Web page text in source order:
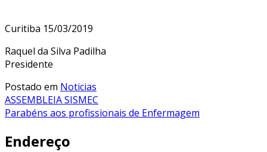
Curitiba 15/03/2019
Raquel da Silva Padilha
Presidente
Postado em Noticias
Navegação
de
Post
ASSEMBLEIA SISMEC
Parabéns aos profissionais de Enfermagem
Endereço